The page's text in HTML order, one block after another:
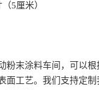
5厘米）
粉末涂料车间，可以根
面工艺。我们支持定